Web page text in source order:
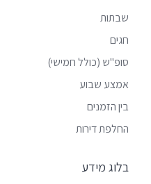
שבתות
חגים
סופ"ש (כולל חמישי)
אמצע שבוע
בין הזמנים
החלפת דירות
בלוג מידע